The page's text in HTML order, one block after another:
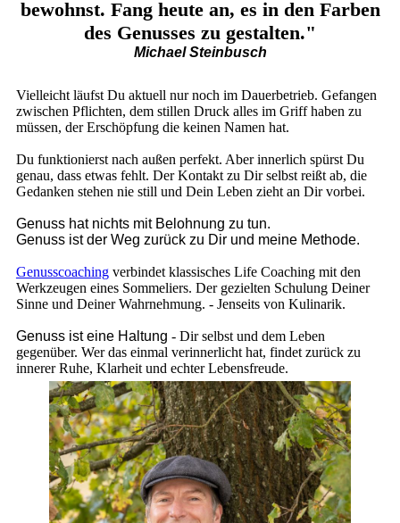
bewohnst. Fang heute an, es in den Farben
des Genusses zu gestalten."
Michael Steinbusch
Vielleicht läufst Du aktuell nur noch im Dauerbetrieb. Gefangen
zwischen Pflichten, dem stillen Druck alles im Griff haben zu
müssen, der Erschöpfung die keinen Namen hat.
Du funktionierst nach außen perfekt. Aber innerlich spürst Du
genau, dass etwas fehlt. Der Kontakt zu Dir selbst reißt ab, die
Gedanken stehen nie still und Dein Leben zieht an Dir vorbei.
Genuss hat nichts mit Belohnung zu tun.
Genuss ist der Weg zurück zu Dir und meine Methode.
Genusscoachingverbindet klassisches Life Coaching mit den
Werkzeugen eines Sommeliers. Der gezielten Schulung Deiner
Sinne und Deiner Wahrnehmung. - Jenseits von Kulinarik.
Genuss ist eine Haltung - Dir selbst und dem Leben
gegenüber. Wer das einmal verinnerlicht hat, findet zurück zu
innerer Ruhe, Klarheit und echter Lebensfreude.